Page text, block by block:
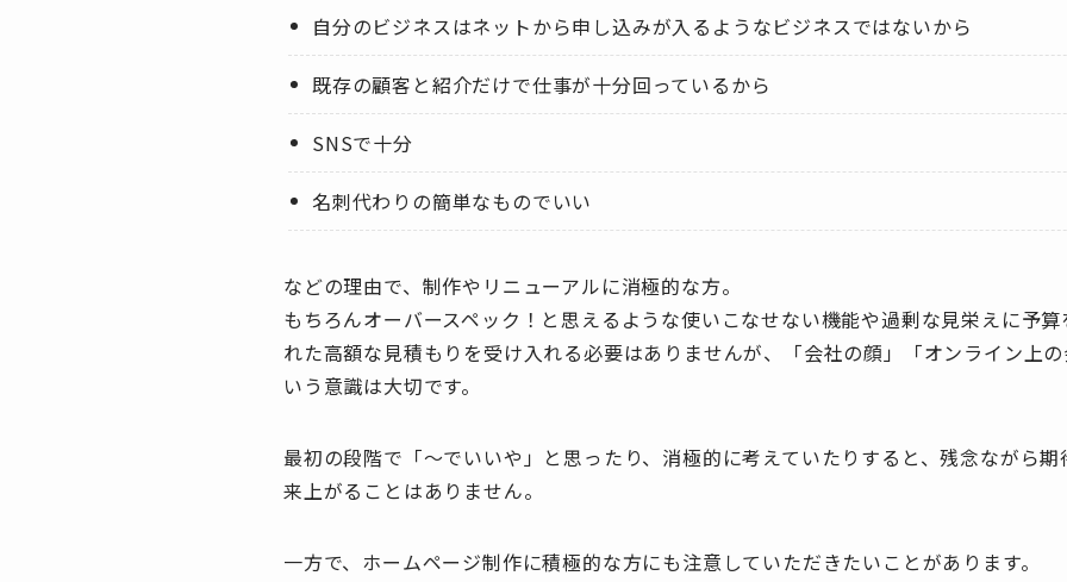
自分のビジネスはネットから申し込みが入るようなビジネスではないから
既存の顧客と紹介だけで仕事が十分回っているから
SNSで十分
名刺代わりの簡単なものでいい
などの理由で、制作やリニューアルに消極的な方。
もちろんオーバースペック！と思えるような使いこなせない機能や過剰な見栄えに予
れた高額な見積もりを受け入れる必要はありませんが、「会社の顔」「オンライン上
いう意識は大切です。
最初の段階で「〜でいいや」と思ったり、消極的に考えていたりすると、残念ながら
来上がることはありません。
一方で、ホームページ制作に積極的な方にも注意していただきたいことがあります。